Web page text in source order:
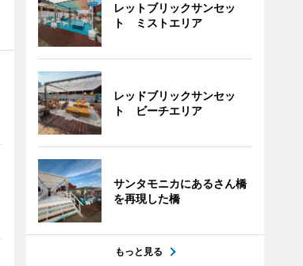
レットブリックサンセッ
ト ミストエリア
レッドブリックサンセッ
ト ビーチエリア
サンタモニカにあるさん橋
を再現した橋
もっと見る